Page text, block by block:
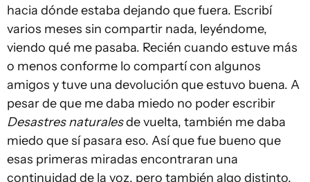
hacia dónde estaba dejando que fuera. Escribí
varios meses sin compartir nada, leyéndome,
viendo qué me pasaba. Recién cuando estuve más
o menos conforme lo compartí con algunos
amigos y tuve una devolución que estuvo buena. A
pesar de que me daba miedo no poder escribir
Desastres naturalesde vuelta, también me daba
miedo que sí pasara eso. Así que fue bueno que
esas primeras miradas encontraran una
continuidad de la voz, pero también algo distinto.